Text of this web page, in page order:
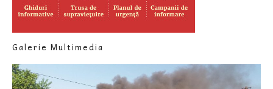
Galerie Multimedia